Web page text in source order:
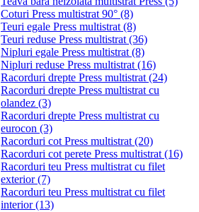
Coturi Press multistrat 90° (8)
Teuri egale Press multistrat (8)
Teuri reduse Press multistrat (36)
Nipluri egale Press multistrat (8)
Nipluri reduse Press multistrat (16)
Racorduri drepte Press multistrat (24)
Racorduri drepte Press multistrat cu
olandez (3)
Racorduri drepte Press multistrat cu
eurocon (3)
Racorduri cot Press multistrat (20)
Racorduri cot perete Press multistrat (16)
Racorduri teu Press multistrat cu filet
exterior(7)
Racorduri teu Press multistrat cu filet
interior(13)